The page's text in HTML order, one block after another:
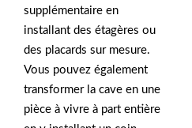
supplémentaire en
installant des étagères ou
des placards sur mesure.
Vous pouvez également
transformer la cave en une
pièce à vivre à part entière